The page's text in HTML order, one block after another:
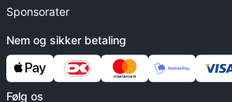
Sponsorater
Nem og sikker betaling
Følg os